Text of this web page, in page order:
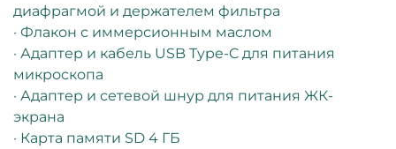
диафрагмой и держателем фильтра
· Флакон с иммерсионным маслом
· Адаптер и кабель USB Type-C для питания
микроскопа
· Адаптер и сетевой шнур для питания ЖК-
экрана
· Карта памяти SD 4 ГБ